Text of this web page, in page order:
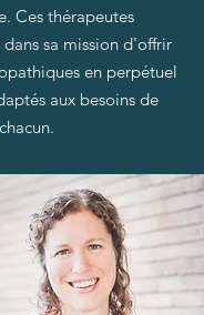
Ces thérapeutes
sa mission d'offrir
en perpétuel
aux besoins de
chacun.